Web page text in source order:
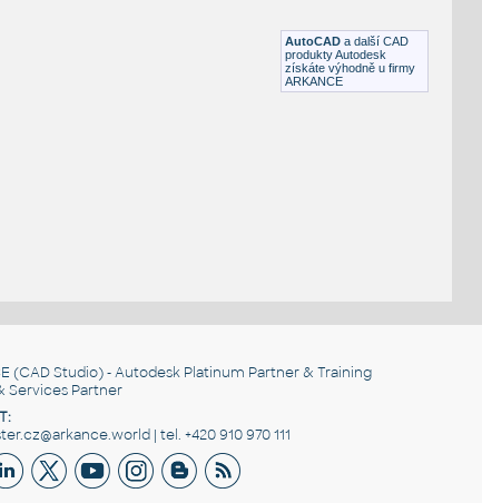
AutoCAD a další CAD
produkty Autodesk
získáte výhodně u firmy
ARKANCE
(CAD Studio) - Autodesk Platinum Partner & Training
Services Partner
| tel. +420 910 970 111